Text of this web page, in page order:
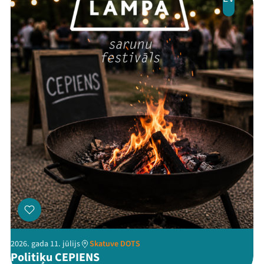
Jaunumi
Ziedo
Veikals
Kontakti
ThreadsFacebook
Youtube
X Instagram
Flick TikTok
2026. gada 11. jūlijs Skatuve DOTS
Politiķu CEPIENS